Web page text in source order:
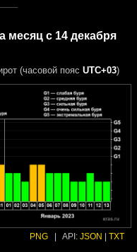
месяц с 14 декабря
(часовой пояс UTC+03)
PNG API: JSON TXT